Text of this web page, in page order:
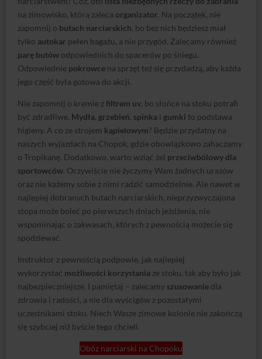
na zimowisko, którą zaleca organizator. Na początek, nie
zapomnij o butach narciarskich, bo bez nich będziesz miał
tylko autokar pełen bagażu, a nie przygód. Zalecamy również
parę butów odpowiednich do spacerów po śniegu.
Odpowiednie pokrowce na sprzęt też się przydadzą, aby każda
jego część była gotowa do akcji.
Nie zapomnij o kremie zfiltrem uv, bo słońce na stoku potrafi
być zdradliwe. Mydła, grzebień, spinka i gumki to podstawa
higieny. A co ze strojem kąpielowym? Będzie przydatny na
naszych wyjazdach na Chopok, gdzie obowiązkowo zahaczamy
o Tropikanę. Dodatkowo, warto wziąć żel przeciwbólowy dla
sportowców. Oczywiście nie życzymy Wam żadnych urazów
oraz nie każemy sobie z nimi radzić samodzielnie. Ale nawet w
najlepiej dobranych butach narciarskich, nieprzyzwyczajona
stopa może boleć po pierwszych dniach jeżdżenia, nie
wspominając o zakwasach, których z pewnością możecie się
spodziewać.
Instruktor z pewnością podpowie, jak najlepiej
wykorzystać możliwości korzystania ze stoku, tak aby było jak
najbezpieczniejsze. I pamiętaj – zalecamy szusowanie dla
zdrowia i radości, a nie dla wyścigów z pozostałymi
uczestnikami stoku. Niech Wasze zimowe kolonie nie zakończą
się szybciej niż byście tego chcieli.
Obóz narciarski na Chopoku